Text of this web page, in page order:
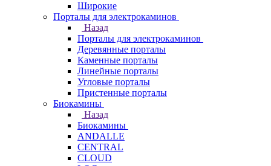
Широкие
Порталы для электрокаминов
Назад
Порталы для электрокаминов
Деревянные порталы
Каменные порталы
Линейные порталы
Угловые порталы
Пристенные порталы
Биокамины
Назад
Биокамины
ANDALLE
CENTRAL
CLOUD